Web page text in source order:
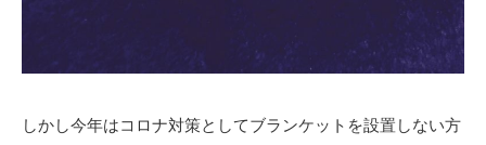
しかし今年はコロナ対策としてブランケットを設置しない方